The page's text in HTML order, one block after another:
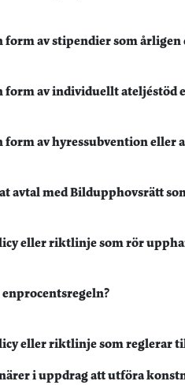
av stipendier som
av individuellt ateljéstöd
av hyressubvention
avtal med Bildupphovsrätt
eller riktlinje som rör
eller riktlinje som reglerar
i uppdrag att utföra